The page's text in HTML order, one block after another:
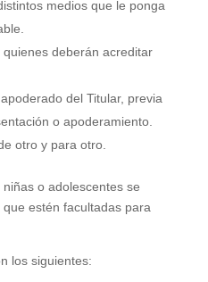
medios que le ponga
deberán acreditar
del Titular, previa
o apoderamiento.
otro y para otro.
o adolescentes se
estén facultadas para
los siguientes: